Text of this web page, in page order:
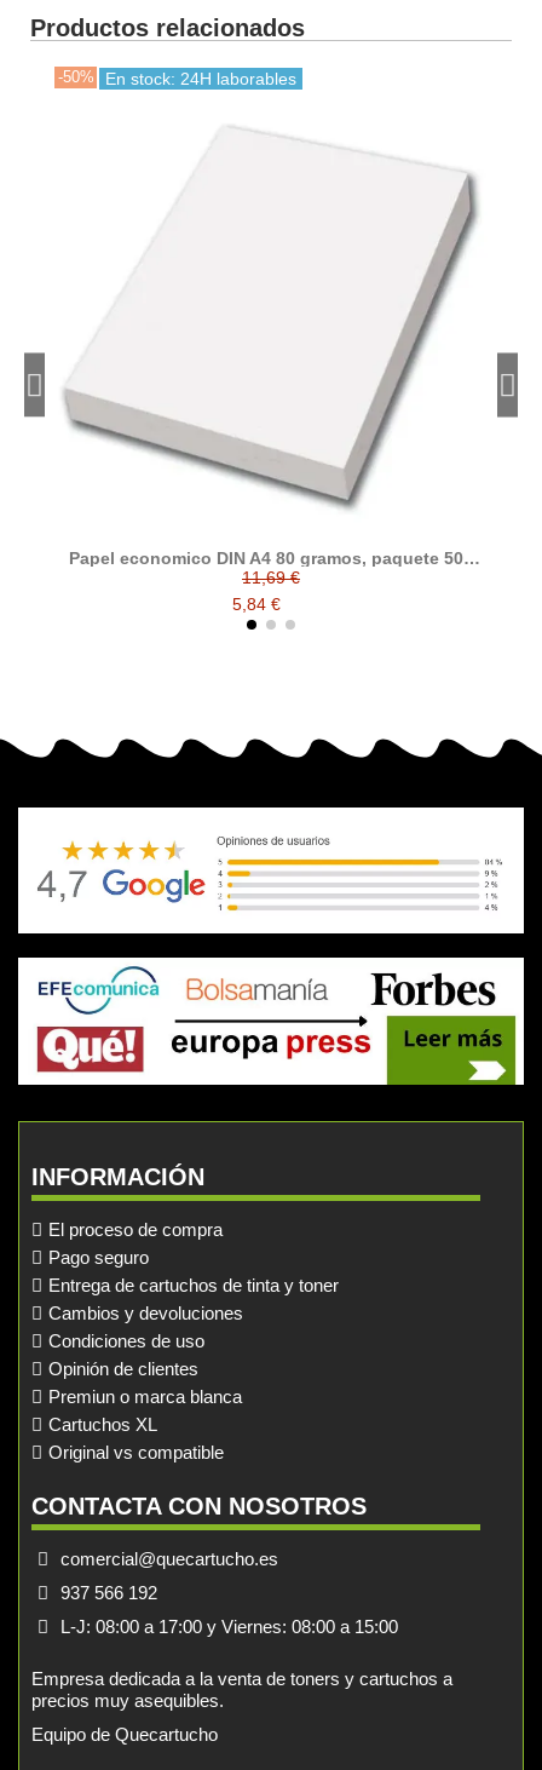
Productos relacionados
-50% En stock: 24H laborables
Papel economico DIN A4 80 gramos, paquete 500
folios
11,69 €
5,84 €
INFORMACIÓN
El proceso de compra
Pago seguro
Entrega de cartuchos de tinta y toner
Cambios y devoluciones
Condiciones de uso
Opinión de clientes
Premiun o marca blanca
Cartuchos XL
Original vs compatible
CONTACTA CON NOSOTROS
comercial@quecartucho.es
937 566 192
L-J: 08:00 a 17:00 y Viernes: 08:00 a 15:00
Empresa dedicada a la venta de toners y cartuchos a
precios muy asequibles.
Equipo de Quecartucho